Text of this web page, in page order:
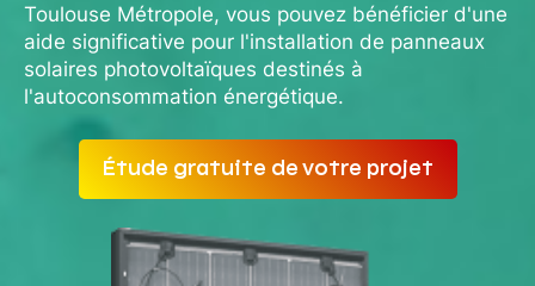
Toulouse Métropole, vous pouvez bénéficier d'une
aide significative pour l'installation de panneaux
solaires photovoltaïques destinés à
l'autoconsommation énergétique.
Étude gratuite de votre projet